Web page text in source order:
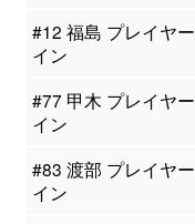
#12 福島 プレイヤー
イン
#77 甲木 プレイヤー
イン
#83 渡部 プレイヤー
イン